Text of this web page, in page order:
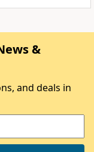
&
and deals in